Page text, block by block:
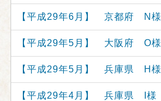
【平成29年6月】 京都府 N様
【平成29年5月】 大阪府 O様
【平成29年5月】 兵庫県 H様
【平成29年4月】 兵庫県 I様